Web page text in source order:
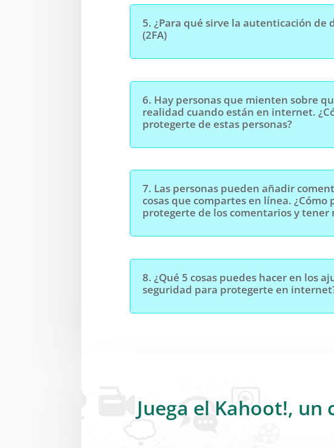
5.¿Para qué sirve la autenticación de
(2FA)
6. Hay personas que mienten sobre
realidad cuando están en internet.
protegerte de estas personas?
7. Las personas pueden añadir
cosas que compartes en línea. ¿Cómo
protegerte de los comentarios y tener
8.¿Qué 5 cosas puedes hacer en los
seguridad para protegerte en
Juega el Kahoot!,